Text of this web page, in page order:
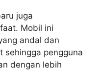
juga
Mobil ini
andal dan
sehingga pengguna
dengan lebih